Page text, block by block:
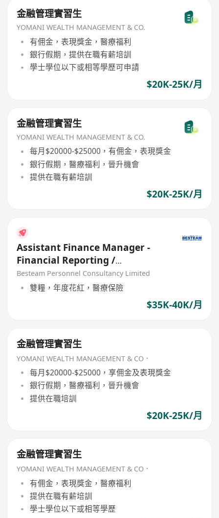
金融管理實習生
YOMANI WEALTH MANAGEMENT & CO.
有佣金，表現獎金，醫療福利
銀行假期，提供在職有薪培訓
學士學位以下或相等學歷可申請
$20K-25K/月
金融管理實習生
YOMANI WEALTH MANAGEMENT & CO.
每月$20000-$25000，有佣金，表現獎金
銀行假期，醫療福利，晉升機會
提供在職有薪培訓
$20K-25K/月
Assistant Finance Manager -
Financial Reporting /
Consolidation | 35K - 40K
Besteam Personnel Consultancy Limited
雙糧，年度花紅，醫療保險
$35K-40K/月
金融管理實習生
YOMANI WEALTH MANAGEMENT & CO．
每月$20000-$25000，享佣金及表現獎金
銀行假期，醫療福利，晉升機會
提供在職培訓
$20K-25K/月
金融管理實習生
YOMANI WEALTH MANAGEMENT & CO．
有佣金，表現獎金，醫療福利
提供在職有薪培訓
學士學位以下或相等學歷